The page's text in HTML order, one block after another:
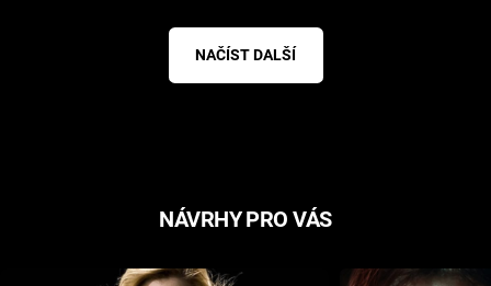
NAČÍST DALŠÍ
NÁVRHY PRO VÁS